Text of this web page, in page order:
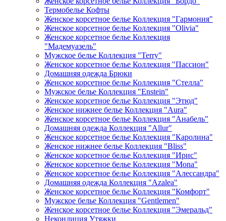
Термобелье Кофты
Женское корсетное белье Коллекция "Гармония"
Женское корсетное белье Коллекция "Olivia"
Женское корсетное белье Коллекция
"Мадемуазель"
Мужское белье Коллекция "Terry"
Женское корсетное белье Коллекция "Пассион"
Домашняя одежда Брюки
Женское корсетное белье Коллекция "Стелла"
Мужское белье Коллекция "Enstein"
Женское корсетное белье Коллекция "Этюд"
Женское нижнее белье Коллекция "Aura"
Женское корсетное белье Коллекция "Анабель"
Домашняя одежда Коллекция "Allur"
Женское корсетное белье Коллекция "Каролина"
Женское нижнее белье Коллекция "Bliss"
Женское корсетное белье Коллекция "Ирис"
Женское корсетное белье Коллекция "Mona"
Женское корсетное белье Коллекция "Алессандра"
Домашняя одежда Коллекция "Azalea"
Женское корсетное белье Коллекция "Комфорт"
Мужское белье Коллекция "Gentlemen"
Женское корсетное белье Коллекция "Эмеральд"
Некондиция Утяжки